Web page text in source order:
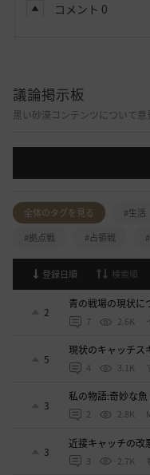
コメント 0
議論掲示板
黒い砂漠コンテンツについて意
全体のタグを見る #生活
#拠点戦
#占領戦
登録日順 検索順
2
青の戦場の現状に
7 2.6K
5
現状のキャッチス
4 3.1K
3
私の物語:奇妙な
2 2.8K
3
近接キャッチの改
3 2.7K